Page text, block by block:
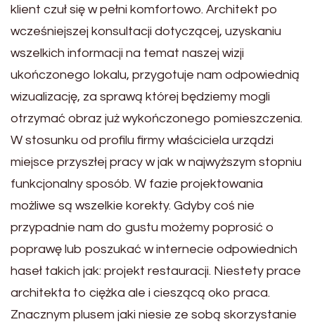
klient czuł się w pełni komfortowo. Architekt po
wcześniejszej konsultacji dotyczącej, uzyskaniu
wszelkich informacji na temat naszej wizji
ukończonego lokalu, przygotuje nam odpowiednią
wizualizację, za sprawą której będziemy mogli
otrzymać obraz już wykończonego pomieszczenia.
W stosunku od profilu firmy właściciela urządzi
miejsce przyszłej pracy w jak w najwyższym stopniu
funkcjonalny sposób. W fazie projektowania
możliwe są wszelkie korekty. Gdyby coś nie
przypadnie nam do gustu możemy poprosić o
poprawę lub poszukać w internecie odpowiednich
haseł takich jak: projekt restauracji. Niestety prace
architekta to ciężka ale i cieszącą oko praca.
Znacznym plusem jaki niesie ze sobą skorzystanie